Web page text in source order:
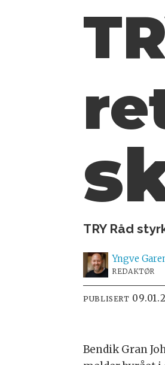
TRY Råd
Yngve
REDAKTØR
PUBLISERT
Bendik Gran